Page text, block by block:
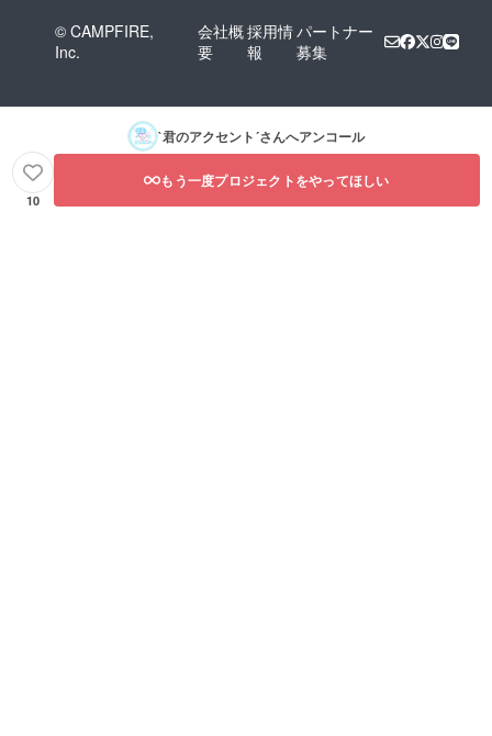
© CAMPFIRE,
Inc.
会社概
要
採用情
報
パートナー
募集
`君のアクセント´さんへアンコール
10
もう一度プロジェクトをやってほしい